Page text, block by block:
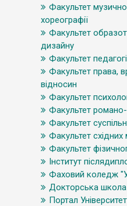
Факультет
хореографії
Факультет
дизайну
Факультет
Факультет права,
відносин
Факультет
Факультет романо-
Факультет
Факультет східних
Факультет
Інститут
Фаховий коледж
Докторська школа
Портал